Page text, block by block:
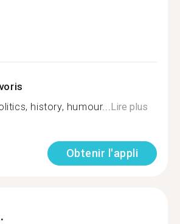
history, humour... Lire plus
Obtenir l'appli